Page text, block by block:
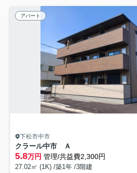
アパート
下松市中市
クラール中市 Ａ
5.8万円 管理/共益費2,300円
27.02㎡ (1K) /築1年 /3階建